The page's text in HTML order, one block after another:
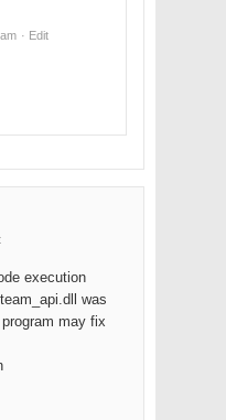
· Edit
execution
was
may fix